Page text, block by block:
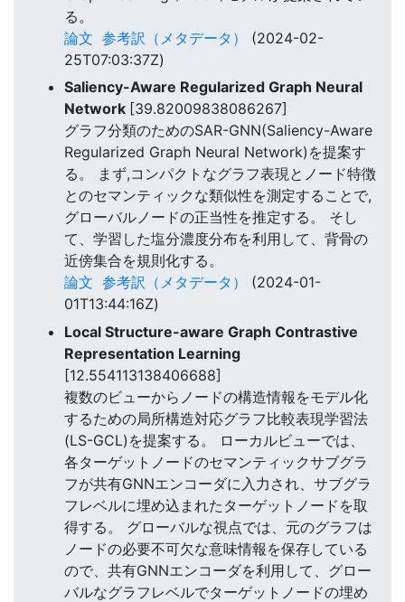
る。
論文 参考訳（メタデータ）
(2024-02-
25T07:03:37Z)
Saliency-Aware Regularized Graph Neural
Network [39.82009838086267]
グラフ分類のためのSAR-GNN(Saliency-Aware
Regularized Graph Neural Network)を提案す
る。 まず,コンパクトなグラフ表現とノード特徴
とのセマンティックな類似性を測定することで,
グローバルノードの正当性を推定する。 そし
て、学習した塩分濃度分布を利用して、背骨の
近傍集合を規則化する。
論文 参考訳（メタデータ）
(2024-01-
01T13:44:16Z)
Local Structure-aware Graph Contrastive
Representation Learning
[12.554113138406688]
複数のビューからノードの構造情報をモデル化
するための局所構造対応グラフ比較表現学習法
(LS-GCL)を提案する。 ローカルビューでは、
各ターゲットノードのセマンティックサブグラ
フが共有GNNエンコーダに入力され、サブグラ
フレベルに埋め込まれたターゲットノードを取
得する。 グローバルな視点では、元のグラフは
ノードの必要不可欠な意味情報を保存している
ので、共有GNNエンコーダを利用して、グロー
バルなグラフレベルでターゲットノードの埋め